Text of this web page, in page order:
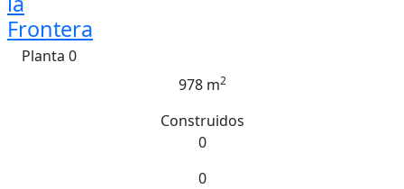
Frontera
Planta 0
978 m2
Construidos
0
0